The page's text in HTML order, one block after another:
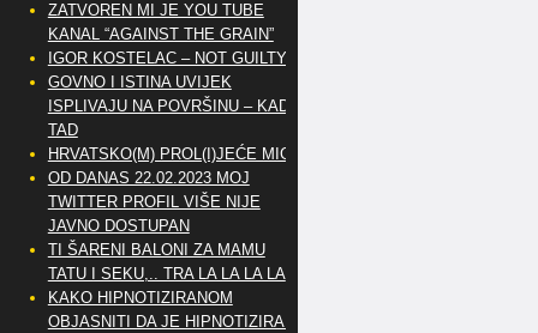
ZATVOREN MI JE YOU TUBE
KANAL “AGAINST THE GRAIN”
IGOR KOSTELAC – NOT GUILTY
GOVNO I ISTINA UVIJEK
ISPLIVAJU NA POVRŠINU – KAD
TAD
HRVATSKO(M) PROL(I)JEĆE MIG
OD DANAS 22.02.2023 MOJ
TWITTER PROFIL VIŠE NIJE
JAVNO DOSTUPAN
TI ŠARENI BALONI ZA MAMU
TATU I SEKU,.. TRA LA LA LA LA
KAKO HIPNOTIZIRANOM
OBJASNITI DA JE HIPNOTIZIRAN